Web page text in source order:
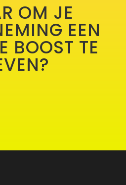
OM JE
EEN
BOOST TE